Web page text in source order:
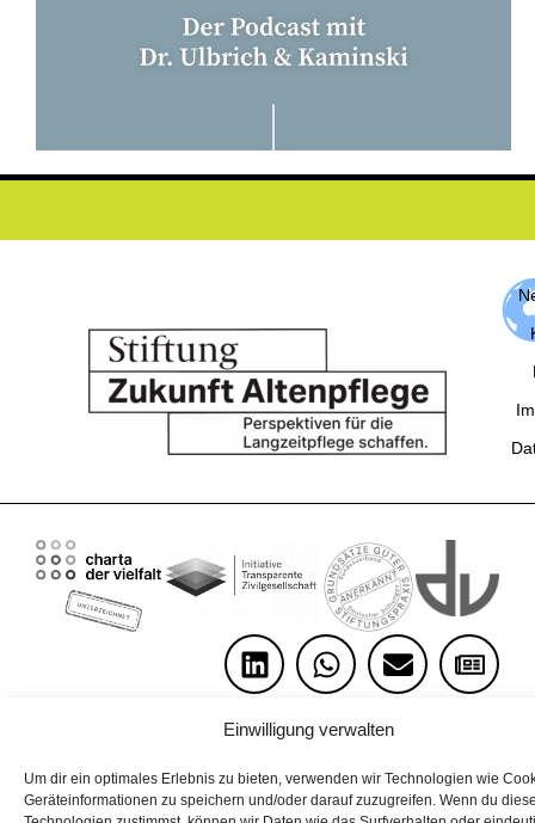
Einwilligung verwalten
Um dir ein optimales Erlebnis zu bieten, verwenden wir Technologien wie
Geräteinformationen zu speichern und/oder darauf zuzugreifen. Wenn du